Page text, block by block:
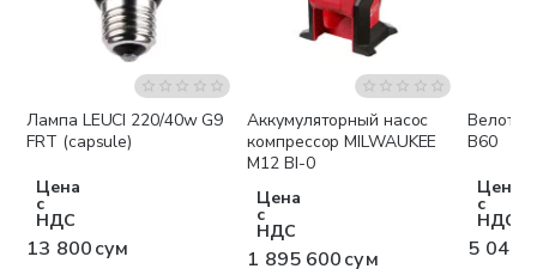
Лампа LEUCI 220/40w G9
FRT (capsule)
Цена
с
НДС
13 800 сум
Бесплатная доставка
Аккумуляторный насос
компрессор MILWAUKEE
M12 BI-0
Цена
с
НДС
1 895 600 сум
B60
Цена
с
НДС
5 048